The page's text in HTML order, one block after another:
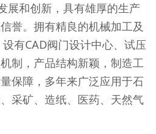
和创新，具有雄厚的生产
誉。拥有精良的机械加工及
设有CAD阀门设计中心、试压
制，产品结构新颖，制造工
保障，多年来广泛应用于石
采矿、造纸、医药、天然气